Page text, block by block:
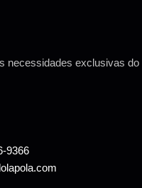
necessidades exclusivas do
9366